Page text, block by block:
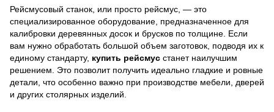
Рейсмусовый станок, или просто рейсмус, — это
специализированное оборудование, предназначенное для
калибровки деревянных досок и брусков по толщине. Если
вам нужно обработать большой объем заготовок, подводя их к
единому стандарту, купить рейсмус станет наилучшим
решением. Это позволит получить идеально гладкие и ровные
детали, что особенно важно при производстве мебели, дверей
и других столярных изделий.